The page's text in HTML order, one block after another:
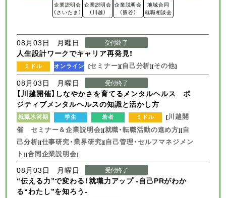
企業説明会
（さいたま）
企業説明会
（川越）
企業説明会
（熊谷）
地域合同
就職相談会
08月03日 月曜日 受付終了
人生設計ワークでキャリア再発見！
ミドル オンライン [セミナー][自己分析][その他]
08月03日 月曜日 受付終了
【川越開催】しなやかさを育てるメンタルヘルス ポ
ジティブメンタルヘルスの知識と活かし方
就職氷河期 学生 若者 ミドル [川越開
催 セミナー＆企業説明会][就職・転職活動の進め方][自
己分析][仕事研究・業界研究][自己管理・セルフマネジメン
ト][合同企業説明会]
08月03日 月曜日 受付終了
“伝える力”で変わる！就職力アップ -自己PRがわか
る“わたし”を知ろう-